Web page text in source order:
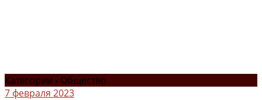
Категории › Общество
7 февраля 2023